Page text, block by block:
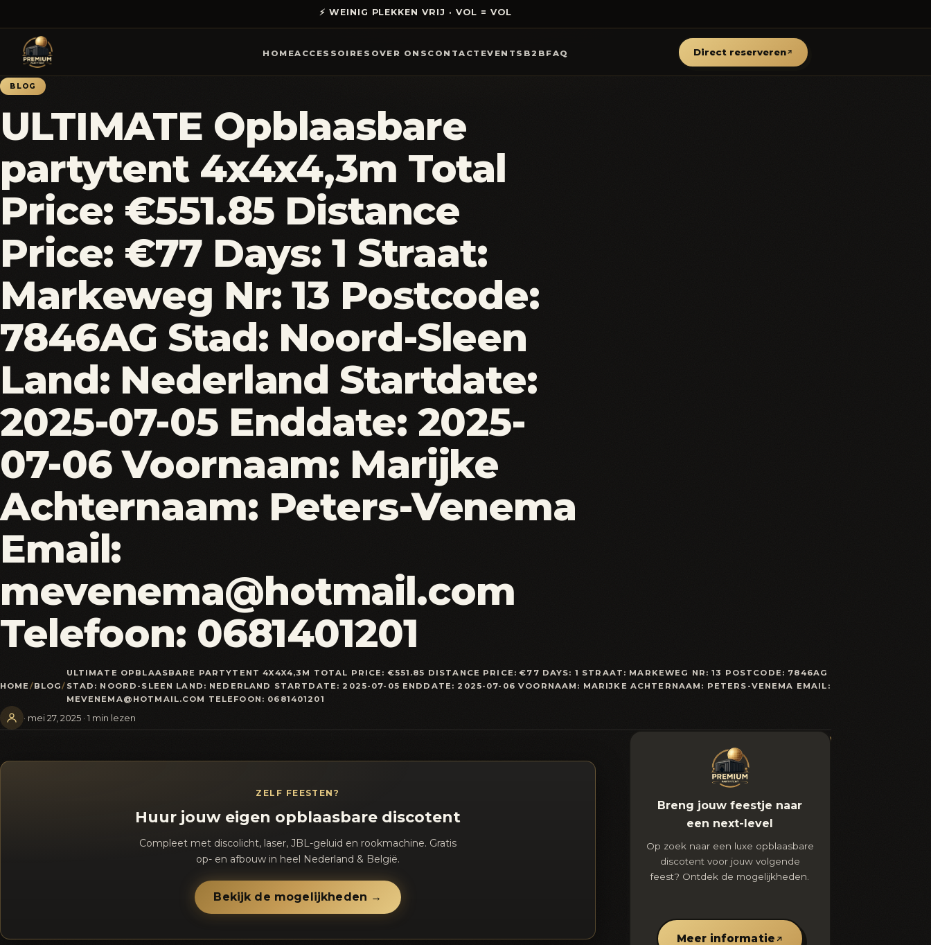
⚡ WEINIG PLEKKEN VRIJ · VOL = VOL
HOMEACCESSOIRES OVER ONS CONTACT EVENTS B2B FAQ Direct reserveren
BLOG
ULTIMATE Opblaasbare
partytent 4x4x4,3m Total
Price: €551.85 Distance
Price: €77 Days: 1 Straat:
Markeweg Nr: 13 Postcode:
7846AG Stad: Noord-Sleen
Land: Nederland Startdate:
2025-07-05 Enddate: 2025-
07-06 Voornaam: Marijke
Achternaam: Peters-Venema
Email:
mevenema@hotmail.com
Telefoon: 0681401201
HOME/BLOG/
ULTIMATE OPBLAASBARE PARTYTENT 4X4X4,3M TOTAL PRICE: €551.85 DISTANCE PRICE: €77 DAYS: 1 STRAAT: MARKEWEG NR: 13 POSTCODE: 7846AG
STAD: NOORD-SLEEN LAND: NEDERLAND STARTDATE: 2025-07-05 ENDDATE: 2025-07-06 VOORNAAM: MARIJKE ACHTERNAAM: PETERS-VENEMA EMAIL:
MEVENEMA@HOTMAIL.COM TELEFOON: 0681401201
· mei 27, 2025 · 1 min lezen
ZELF FEESTEN?
Huur jouw eigen opblaasbare discotent
Compleet met discolicht, laser, JBL-geluid en rookmachine. Gratis
op- en afbouw in heel Nederland & België.
Bekijk de mogelijkheden →
Breng jouw feestje naar
een next-level
Op zoek naar een luxe opblaasbare
discotent voor jouw volgende
feest? Ontdek de mogelijkheden.
Meer informatie